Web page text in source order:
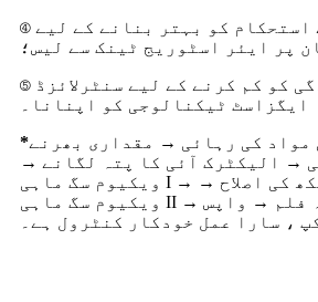
④ ہوا کے دباؤ کے استحکام کو بہتر بنانے کے لیے
پر ایئر اسٹوریج ٹینک سے لیس؛
⑤ شور اور آلودگی کو کم کرنے کے لیے سنٹرلائزڈ
ایگزاسٹ ٹیکنالوجی کو اپنانا۔
مواد کی رہائی → مقداری بھرنے
→ الیکٹرک آئی کا پتہ لگانے →
ویکیوم سگ ماہی I → الیکٹرک آنکھ کی اصلاح →
ویکیوم سگ ماہی II → شیئرنگ → فضلہ فلم → واپس
، سارا عمل خودکار کنٹرول ہے۔